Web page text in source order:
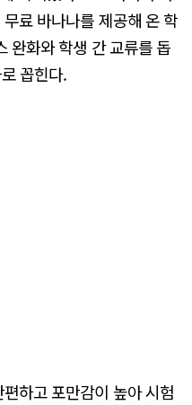
료 바나나를 제공해 온 학
완화와 학생 간 교류를 돕
꼽힌다.
하고 포만감이 높아 시험